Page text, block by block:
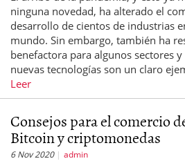
ninguna novedad, ha alterado el
desarrollo de cientos de industrias
mundo. Sin embargo, también ha
benefactora para algunos sectores y
nuevas tecnologías son un claro
Leer
Consejos para el comercio
Bitcoin y criptomonedas
6 Nov 2020 admin